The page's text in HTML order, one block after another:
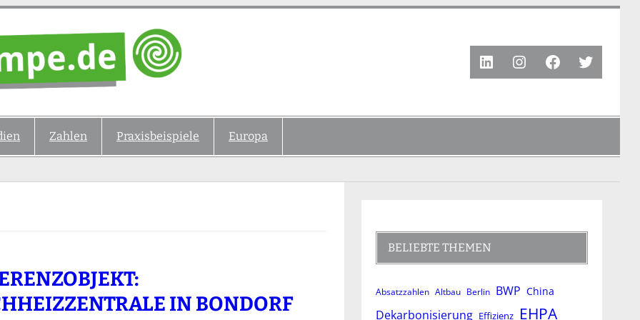
LinkedInInstagram
Facebook
Twitter
Zahlen Praxisbeispiele Europa
IN BONDORF
BELIEBTE THEMEN
Absatzzahlen Altbau Berlin BWP China
Dekarbonisierung Effizienz EHPA